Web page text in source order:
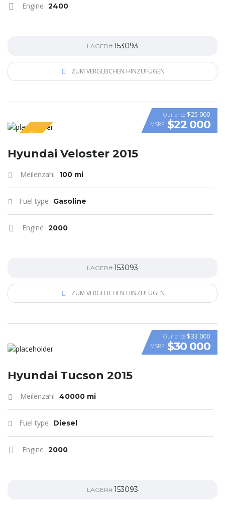
Engine 2400
LAGER# 153093
ZUM VERGLEICHEN HINZUFÜGEN
VIDEO
SPECIAL
Our price $25 000
MSRP $22 000
Hyundai Veloster 2015
Meilenzahl 100 mi
Fuel type Gasoline
Engine 2000
LAGER# 153093
ZUM VERGLEICHEN HINZUFÜGEN
VIDEO
Our price $33 000
MSRP $30 000
Hyundai Tucson 2015
Meilenzahl 40000 mi
Fuel type Diesel
Engine 2000
LAGER# 153093